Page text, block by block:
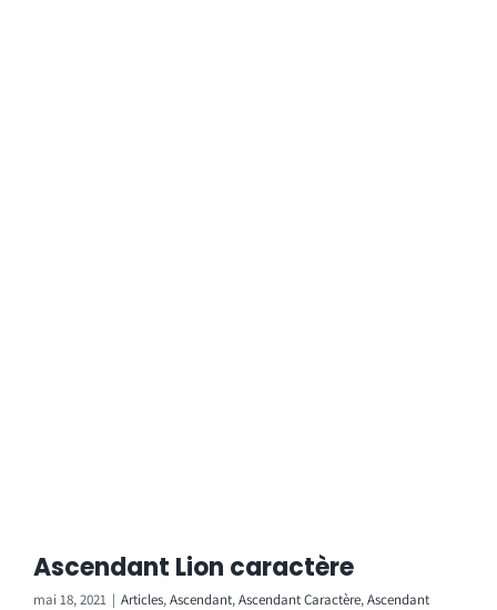
Ascendant Lion caractère
mai 18, 2021 | Articles,Ascendant,Ascendant Caractère,Ascendant